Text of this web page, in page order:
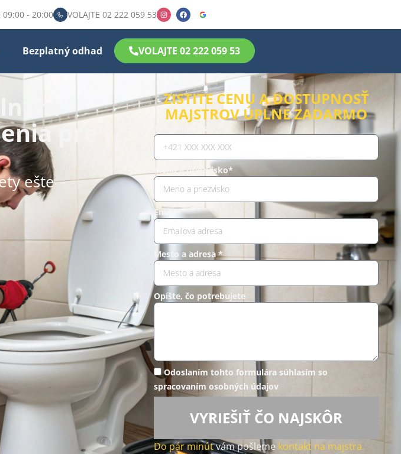
09:00 - 20:00 VOLAJTE 02 222 059 53
Bezplatný odhad VOLAJTE 02 222 059 53
pre
ešte
ZISTITE CENU A DOSTUPNOSŤ
MAJSTROV ÚPLNE ZADARMO
Telefónne číslo *
Meno a priezvisko*
Email*
Mesto a adresa *
Opíšte, čo potrebujete
Odoslaním tohto formulára súhlasím so
spracovaním osobných údajov
VYRIEŠIŤ ČO NAJSKÔR
Do pár minútvám pošleme kontakt na majstra.